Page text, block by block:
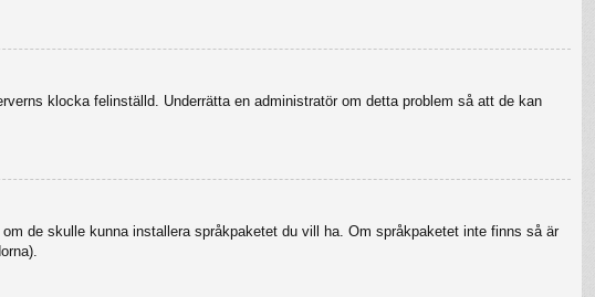
klocka felinställd. Underrätta en administratör om detta problem så att de kan
de skulle kunna installera språkpaketet du vill ha. Om språkpaketet inte finns så är